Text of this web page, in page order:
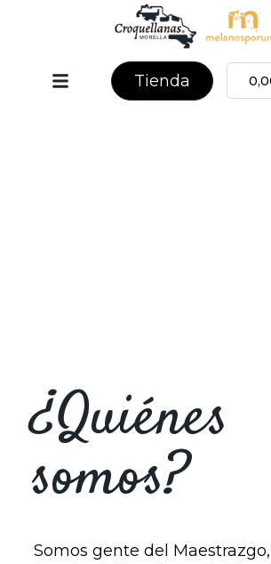
Tienda
¿Quiénes
somos?
Somos gente del